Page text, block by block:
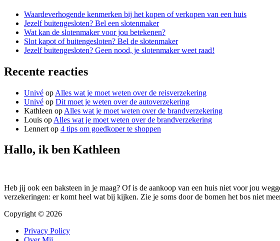
Waardeverhogende kenmerken bij het kopen of verkopen van een huis
Jezelf buitengesloten? Bel een slotenmaker
Wat kan de slotenmaker voor jou betekenen?
Slot kapot of buitengesloten? Bel de slotenmaker
Jezelf buitengesloten? Geen nood, je slotenmaker weet raad!
Recente reacties
Univé op Alles wat je moet weten over de reisverzekering
Univé op Dit moet je weten over de autoverzekering
Kathleen op Alles wat je moet weten over de brandverzekering
Louis op Alles wat je moet weten over de brandverzekering
Lennert op 4 tips om goedkoper te shoppen
Hallo, ik ben Kathleen
Heb jij ook een baksteen in je maag? Of is de aankoop van een huis niet voor jou
verzekeringen: er komt heel wat bij kijken. Zie je soms door de bomen het bos niet
Copyright © 2026
Privacy Policy